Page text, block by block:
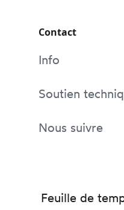
Contact
Info
Soutien
Nous suivre
Feuille de